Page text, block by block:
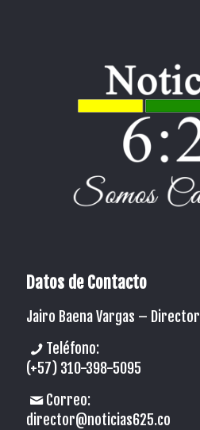
Datos de Contacto
Jairo Baena Vargas – Director
Teléfono:
(+57) 310-398-5095
Correo:
director@noticias625.co